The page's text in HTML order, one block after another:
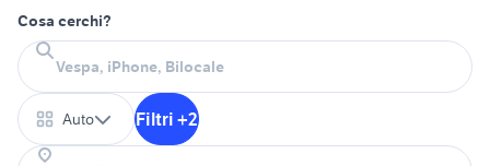
Cosa cerchi?
Auto Filtri +2